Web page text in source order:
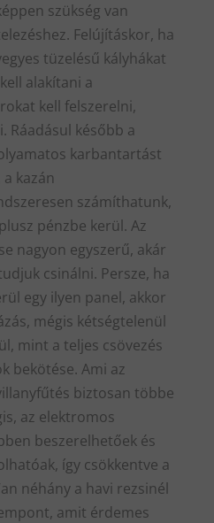
szükség van
Felújításkor, ha
tüzelésű kályhákat
alakítani a
kell felszerelni,
Ráadásul később a
karbantartást
kazán
számíthatunk,
pénzbe kerül. Az
nagyon egyszerű, akár
csinálni. Persze, ha
egy ilyen panel, akkor
mégis kétségtelenül
mint a teljes csövezés
bekötése. Ami az
biztosan többe
az elektromos
beszerelhetőek és
így csökkentve a
néhány a havi rezsinél
amit érdemes